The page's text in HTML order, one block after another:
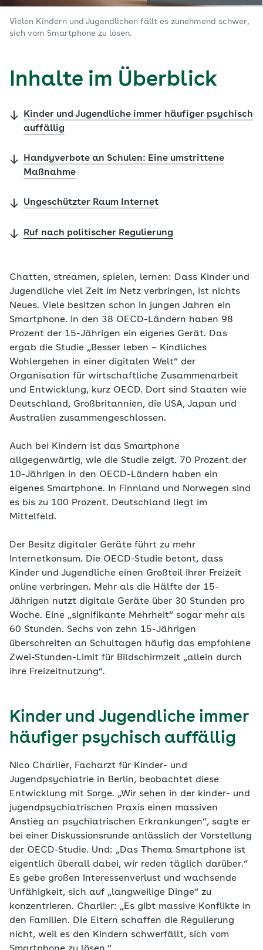
Vielen Kindern und Jugendlichen fällt es zunehmend schwer,
sich vom Smartphone zu lösen.
Inhalte im Überblick
Kinder und Jugendliche immer häufiger psychisch
auffällig
Handyverbote an Schulen: Eine umstrittene
Maßnahme
Ungeschützter Raum Internet
Ruf nach politischer Regulierung
Chatten, streamen, spielen, lernen: Dass Kinder und
Jugendliche viel Zeit im Netz verbringen, ist nichts
Neues. Viele besitzen schon in jungen Jahren ein
Smartphone. In den 38 OECD-Ländern haben 98
Prozent der 15-Jährigen ein eigenes Gerät. Das
ergab die Studie „Besser leben – Kindliches
Wohlergehen in einer digitalen Welt“ der
Organisation für wirtschaftliche Zusammenarbeit
und Entwicklung, kurz OECD. Dort sind Staaten wie
Deutschland, Großbritannien, die USA, Japan und
Australien zusammengeschlossen.
Auch bei Kindern ist das Smartphone
allgegenwärtig, wie die Studie zeigt. 70 Prozent der
10-Jährigen in den OECD-Ländern haben ein
eigenes Smartphone. In Finnland und Norwegen sind
es bis zu 100 Prozent. Deutschland liegt im
Mittelfeld.
Der Besitz digitaler Geräte führt zu mehr
Internetkonsum. Die OECD-Studie betont, dass
Kinder und Jugendliche einen Großteil ihrer Freizeit
online verbringen. Mehr als die Hälfte der 15-
Jährigen nutzt digitale Geräte über 30 Stunden pro
Woche. Eine „signifikante Mehrheit“ sogar mehr als
60 Stunden. Sechs von zehn 15-Jährigen
überschreiten an Schultagen häufig das empfohlene
Zwei-Stunden-Limit für Bildschirmzeit „allein durch
ihre Freizeitnutzung“.
Kinder und Jugendliche immer
häufiger psychisch auffällig
Nico Charlier, Facharzt für Kinder- und
Jugendpsychiatrie in Berlin, beobachtet diese
Entwicklung mit Sorge. „Wir sehen in der kinder- und
jugendpsychiatrischen Praxis einen massiven
Anstieg an psychiatrischen Erkrankungen“, sagte er
bei einer Diskussionsrunde anlässlich der Vorstellung
der OECD-Studie. Und: „Das Thema Smartphone ist
eigentlich überall dabei, wir reden täglich darüber.“
Es gebe großen Interessenverlust und wachsende
Unfähigkeit, sich auf „langweilige Dinge“ zu
konzentrieren. Charlier: „Es gibt massive Konflikte in
den Familien. Die Eltern schaffen die Regulierung
nicht, weil es den Kindern schwerfällt, sich vom